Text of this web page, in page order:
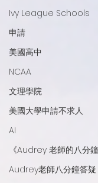
Ivy League Schools
申請
美國高中
NCAA
文理學院
美國大學申請不求人
AI
《Audrey 老師的八分
Audrey老師八分鐘答疑